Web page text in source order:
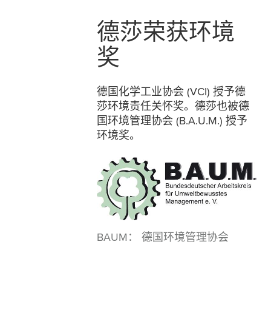
德莎荣获环境
奖
德国化学工业协会 (VCI) 授予德
莎环境责任关怀奖。德莎也被德
国环境管理协会 (B.A.U.M.) 授予
环境奖。
BAUM： 德国环境管理协会